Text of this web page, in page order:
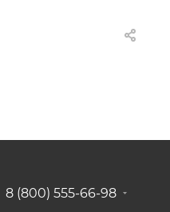
8 (800) 555-66-98